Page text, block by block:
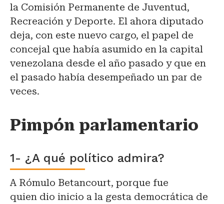
la Comisión Permanente de Juventud,
Recreación y Deporte. El ahora diputado
deja, con este nuevo cargo, el papel de
concejal que había asumido en la capital
venezolana desde el año pasado y que en
el pasado había desempeñado un par de
veces.
Pimpón parlamentario
1- ¿A qué político admira?
A Rómulo Betancourt, porque fue
quien dio inicio a la gesta democrática de